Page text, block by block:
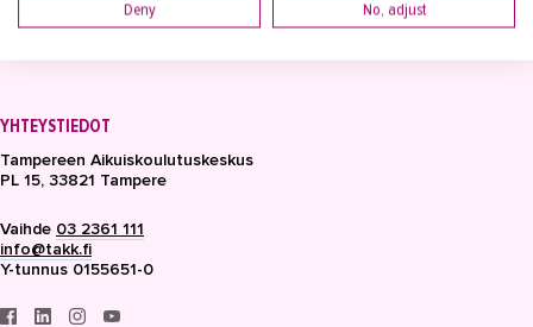
YHTEYSTIEDOT
Tampereen Aikuiskoulutuskeskus
PL 15, 33821 Tampere
Vaihde 03 2361 111
info@takk.fi
Y-tunnus 0155651-0
Deny No, adjust